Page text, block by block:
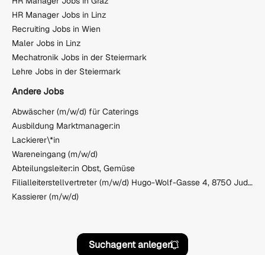
HR Manager Jobs in Linz
Recruiting Jobs in Wien
Maler Jobs in Linz
Mechatronik Jobs in der Steiermark
Lehre Jobs in der Steiermark
Andere Jobs
Abwäscher (m/w/d) für Caterings
Ausbildung Marktmanager:in
Lackierer\*in
Wareneingang (m/w/d)
Abteilungsleiter:in Obst, Gemüse
Filialleiterstellvertreter (m/w/d) Hugo-Wolf-Gasse 4, 8750 Judenburg
Kassierer (m/w/d)
Suchagent anlegen